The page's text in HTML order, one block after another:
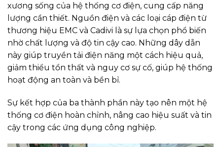
xương sống của hệ thống cơ điện, cung cấp năng
lượng cần thiết. Nguồn điện và các loại cáp điện từ
thương hiệu EMC và Cadivi là sự lựa chọn phổ biến
nhờ chất lượng và độ tin cậy cao. Những dây dẫn
này giúp truyền tải điện năng một cách hiệu quả,
giảm thiểu tổn thất và nguy cơ sự cố, giúp hệ thống
hoạt động an toàn và bền bỉ.
Sự kết hợp của ba thành phần này tạo nên một hệ
thống cơ điện hoàn chỉnh, nâng cao hiệu suất và tin
cậy trong các ứng dụng công nghiệp.